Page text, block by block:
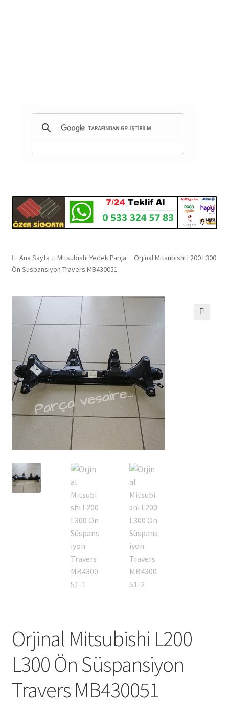
Ana Sayfa Mitsubishi Yedek Parça
Orjinal Mitsubishi L200 L300
Ön Süspansiyon Travers MB430051
Orjinal Mitsubishi L200
L300 Ön Süspansiyon
Travers MB430051